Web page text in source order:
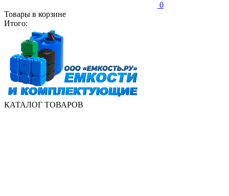
0
Товары в корзине
Итого:
КАТАЛОГ ТОВАРОВ